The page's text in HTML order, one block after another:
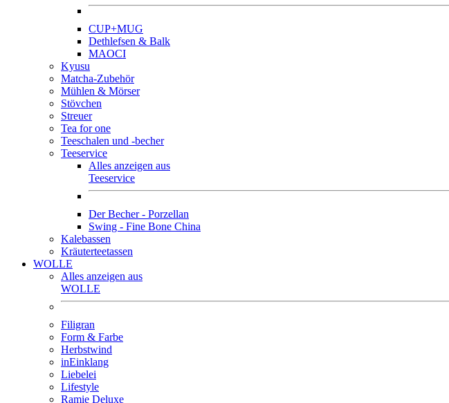
CUP+MUG
Dethlefsen & Balk
MAOCI
Kyusu
Matcha-Zubehör
Mühlen & Mörser
Stövchen
Streuer
Tea for one
Teeschalen und -becher
Teeservice
Alles anzeigen aus
Teeservice
Der Becher - Porzellan
Swing - Fine Bone China
Kalebassen
Kräuterteetassen
WOLLE
Alles anzeigen aus
WOLLE
Filigran
Form & Farbe
Herbstwind
inEinklang
Liebelei
Lifestyle
Ramie Deluxe